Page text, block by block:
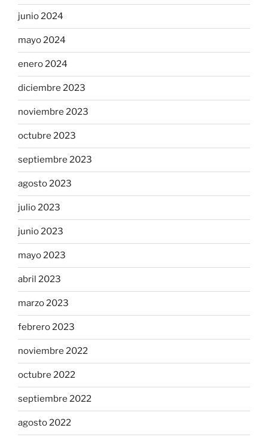
junio 2024
mayo 2024
enero 2024
diciembre 2023
noviembre 2023
octubre 2023
septiembre 2023
agosto 2023
julio 2023
junio 2023
mayo 2023
abril 2023
marzo 2023
febrero 2023
noviembre 2022
octubre 2022
septiembre 2022
agosto 2022